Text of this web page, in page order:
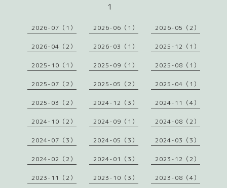
1
2026-07（1） 2026-06（1） 2026-05（2）
2026-04（2） 2026-03（1） 2025-12（1）
2025-10（1） 2025-09（1） 2025-08（1）
2025-07（2） 2025-05（2） 2025-04（1）
2025-03（2） 2024-12（3） 2024-11（4）
2024-10（2） 2024-09（1） 2024-08（2）
2024-07（3） 2024-05（3） 2024-03（3）
2024-02（2） 2024-01（3） 2023-12（2）
2023-11（2） 2023-10（3） 2023-08（4）